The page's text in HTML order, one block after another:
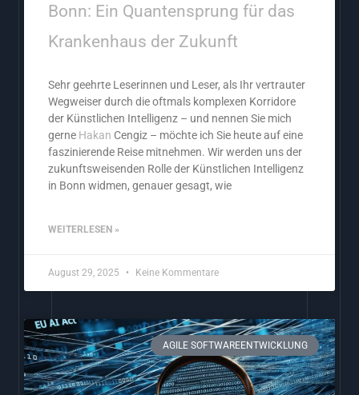
Bonn: Ein Quantensprung für das
Krankenhaus der Zukunft
Sehr geehrte Leserinnen und Leser, als Ihr vertrauter
Wegweiser durch die oftmals komplexen Korridore
der Künstlichen Intelligenz – und nennen Sie mich
gerne Hakan Cengiz – möchte ich Sie heute auf eine
faszinierende Reise mitnehmen. Wir werden uns der
zukunftsweisenden Rolle der Künstlichen Intelligenz
in Bonn widmen, genauer gesagt, wie
WEITERLESEN »
August 29, 2025 Keine Kommentare
AGILE SOFTWAREENTWICKLUNG